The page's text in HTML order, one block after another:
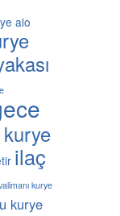
alo
ilaç
kurye
kurye